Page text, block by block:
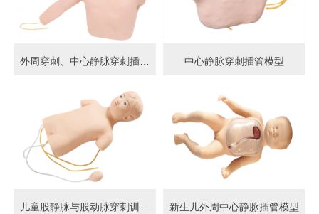
外周穿刺、中心静脉穿刺插管模型 中心静脉穿刺插管模型
儿童股静脉与股动脉穿刺训练模型 新生儿外周中心静脉插管模型